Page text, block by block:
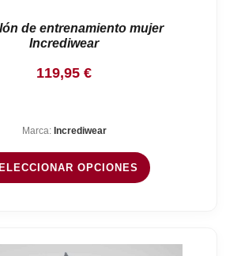
de entrenamiento mujer
Incrediwear
119,95 €
Marca: Incrediwear
OPCIONES